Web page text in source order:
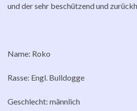
und der sehr beschützend und
Name: Roko
Rasse: Engl. Bulldogge
Geschlecht: männlich